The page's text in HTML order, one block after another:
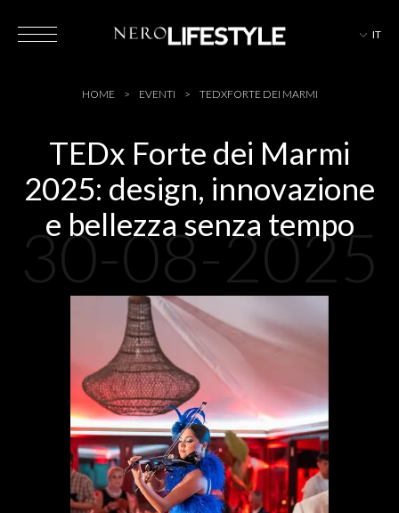
IT
HOTEL
MAGAZINE
EVENTI
PARTNER
HOME EVENTI TEDXFORTE DEI MARMI
TEDx Forte dei Marmi
2025: design, innovazione
e bellezza senza tempo
30-08-2025